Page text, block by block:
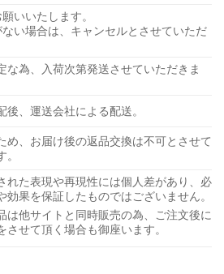
いいたします。
い場合は、キャンセルとさせていただ
な為、入荷次第発送させていただきま
後、運送会社による配送。
め、お届け後の返品交換は不可とさせて
れた表現や再現性には個人差があり、必
効果を保証したものではございません。
は他サイトと同時販売の為、ご注文後に
させて頂く場合も御座います。